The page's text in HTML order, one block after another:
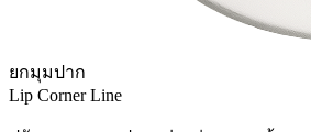
ยกมุมปาก
Lip Corner Line